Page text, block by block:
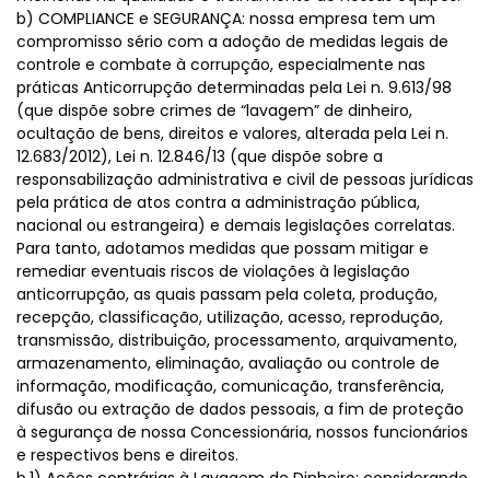
b) COMPLIANCE e SEGURANÇA: nossa empresa tem um
compromisso sério com a adoção de medidas legais de
controle e combate à corrupção, especialmente nas
práticas Anticorrupção determinadas pela Lei n. 9.613/98
(que dispõe sobre crimes de “lavagem” de dinheiro,
ocultação de bens, direitos e valores, alterada pela Lei n.
12.683/2012), Lei n. 12.846/13 (que dispõe sobre a
responsabilização administrativa e civil de pessoas jurídicas
pela prática de atos contra a administração pública,
nacional ou estrangeira) e demais legislações correlatas.
Para tanto, adotamos medidas que possam mitigar e
remediar eventuais riscos de violações à legislação
anticorrupção, as quais passam pela coleta, produção,
recepção, classificação, utilização, acesso, reprodução,
transmissão, distribuição, processamento, arquivamento,
armazenamento, eliminação, avaliação ou controle de
informação, modificação, comunicação, transferência,
difusão ou extração de dados pessoais, a fim de proteção
à segurança de nossa Concessionária, nossos funcionários
e respectivos bens e direitos.